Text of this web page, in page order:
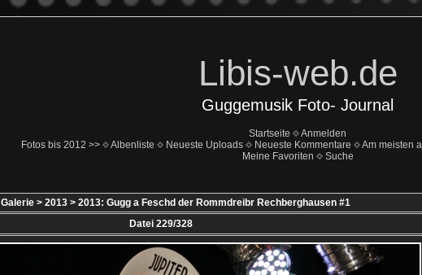
Libis-web.de
Guggemusik Foto- Journal
Startseite
Anmelden
Fotos bis 2012 >>
Albenliste Neueste Uploads Neueste Kommentare Am meisten
Meine Favoriten
Suche
Galerie > 2013 > 2013: Gugg a Feschd der Rommdreibr Rechberghausen #1
Datei 229/328